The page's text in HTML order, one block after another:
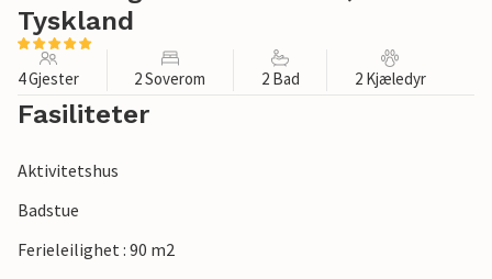
Tyskland
4 Gjester 2 Soverom 2 Bad 2 Kjæledyr
Fasiliteter
Aktivitetshus
Badstue
Ferieleilighet : 90 m2